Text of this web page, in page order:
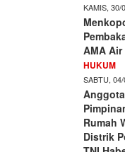
KAMIS, 30/
AMA Air
HUKUM
SABTU,
Rumah
Distrik